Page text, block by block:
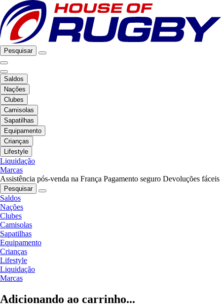
Pesquisar
Saldos
Nações
Clubes
Camisolas
Sapatilhas
Equipamento
Crianças
Lifestyle
Liquidação
Marcas
Assistência pós-venda na França Pagamento seguro Devoluções fáceis
Pesquisar
Saldos
Nações
Clubes
Camisolas
Sapatilhas
Equipamento
Crianças
Lifestyle
Liquidação
Marcas
Adicionando ao carrinho...